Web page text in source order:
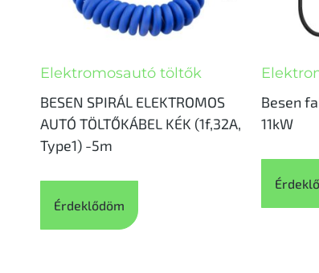
Elektromosautó töltők
BESEN SPIRÁL ELEKTROMOS
AUTÓ TÖLTŐKÁBEL KÉK (1f,32A,
Type1) -5m
Érdeklődöm
Besen
11kW